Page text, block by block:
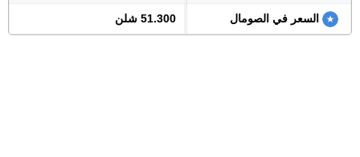
السعر في الصومال 51.300 شلن